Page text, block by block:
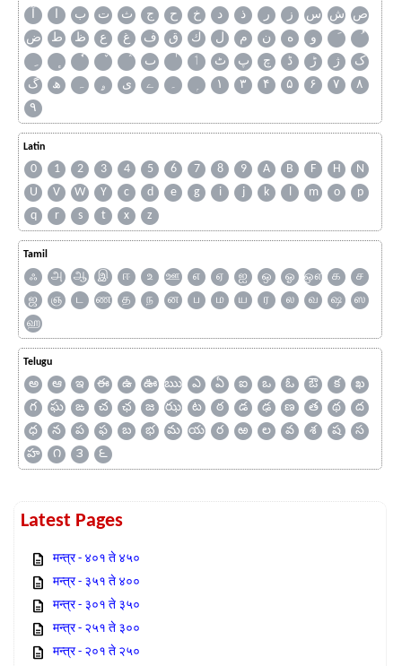
آ ا ب ت ث ج ح خ د ذ ر ز س ش ص
ض
ط ظ ع غ ف ق ك ل م ن ه
و
ٮ
ٲ ٹ پ چ ڈ ڑ ژ
ک
گ
ھ ہ ۄ ی ے ۔ ۱ ۳ ۴ ۵ ۶ ۷
۸
۹
Latin
0 1 2 3 4 5 6 7 8 9 A B F H
N
U
V W Y c d e g i j k l m o
p
q
r s t x z
Tamil
ஃ அ ஆ இ ஈ உ ஊ எ ஏ ஐ ஒ ஓ ஔ க
ச
ஜ
ஞ ட ண த ந ன ப ம ய ர ல வ ஷ
ஸ
ஹ
Telugu
అ ఆ ఇ ఈ ఉ ఊ ఋ ఎ ఏ ఐ ఒ ఓ ఔ క
ఖ
గ
ఘ ఙ చ ఛ జ ఝ ట ఠ డ ఢ ణ త థ
ద
ధ
న ప ఫ బ భ మ య ర ఱ ల వ శ ష
స
హ
౧ ౩ ౬
Latest Pages
मन्त्र - ४०१ ते ४५०
मन्त्र - ३५१ ते ४००
मन्त्र - ३०१ ते ३५०
मन्त्र - २५१ ते ३००
मन्त्र - २०१ ते २५०